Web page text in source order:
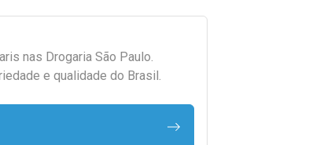
nas Drogaria São Paulo.
e qualidade do Brasil.